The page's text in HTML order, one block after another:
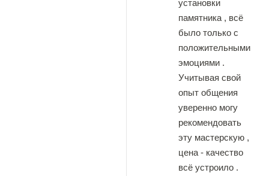
установки
памятника , всё
было только с
положительными
эмоциями .
Учитывая свой
опыт общения
уверенно могу
рекомендовать
эту мастерскую ,
цена - качество
всё устроило .